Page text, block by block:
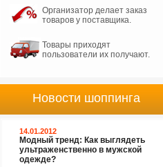
Организатор делает заказ
товаров у поставщика.
Товары приходят
пользователи их получают.
Новости шоппинга
14.01.2012
Модный тренд: Как выглядеть
ультраженственно в мужской
одежде?